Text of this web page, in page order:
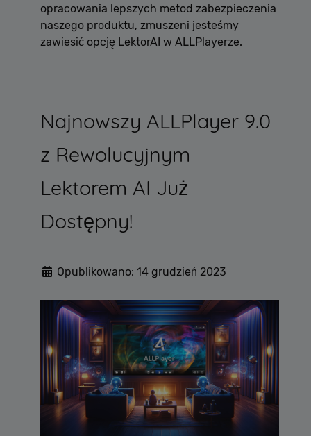
opracowania lepszych metod zabezpieczenia
naszego produktu, zmuszeni jesteśmy
zawiesić opcję LektorAI w ALLPlayerze.
Najnowszy ALLPlayer 9.0
z Rewolucyjnym
Lektorem AI Już
Dostępny!
Opublikowano: 14 grudzień 2023